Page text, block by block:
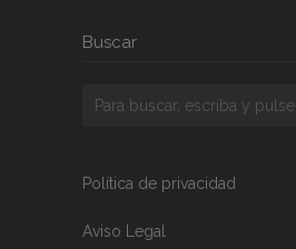
Buscar
Política de privacidad
Aviso Legal